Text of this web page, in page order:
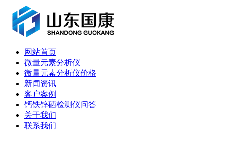
网站首页
微量元素分析仪
微量元素分析仪价格
新闻资讯
客户案例
钙铁锌硒检测仪问答
关于我们
联系我们